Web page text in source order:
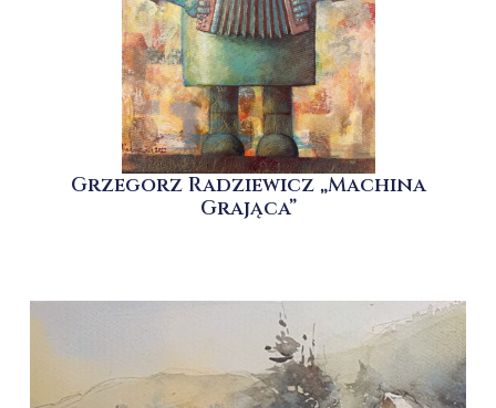
Grzegorz Radziewicz „Machina
Grająca”